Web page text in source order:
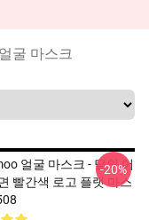
굴 마스크
얼굴 마스크 - 달의 어
빨간색 로고 플랫 마스
-20%